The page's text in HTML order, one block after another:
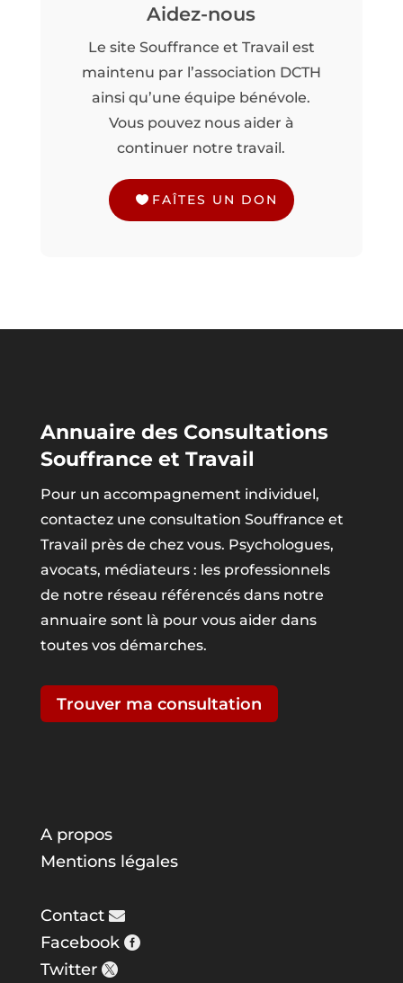
Aidez-nous
Le site Souffrance et Travail est
maintenu par l’association DCTH
ainsi qu’une équipe bénévole.
Vous pouvez nous aider à
continuer notre travail.
FAÎTES UN DON
Annuaire des Consultations
Souffrance et Travail
Pour un accompagnement individuel,
contactez une consultation Souffrance et
Travail près de chez vous. Psychologues,
avocats, médiateurs : les professionnels
de notre réseau référencés dans notre
annuaire sont là pour vous aider dans
toutes vos démarches.
Trouver ma consultation
A propos
Mentions légales
Contact
Facebook
Twitter